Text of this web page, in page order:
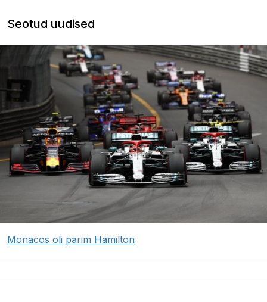
Seotud uudised
Monacos oli parim Hamilton